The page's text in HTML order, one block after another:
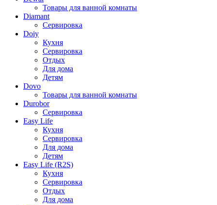
Товары для ванной комнаты
Diamant
Сервировка
Doiy
Кухня
Сервировка
Отдых
Для дома
Детям
Dovo
Товары для ванной комнаты
Durobor
Сервировка
Easy Life
Кухня
Сервировка
Для дома
Детям
Easy Life (R2S)
Кухня
Сервировка
Отдых
Для дома